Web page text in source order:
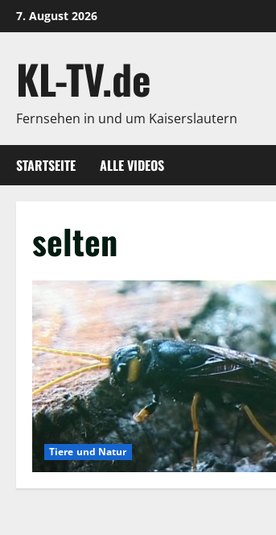
Zum
Inhalt
7. August 2026
KL-TV.de
Fernsehen in und um Kaiserslautern
STARTSEITE ALLE VIDEOS
selten
Tiere und Natur